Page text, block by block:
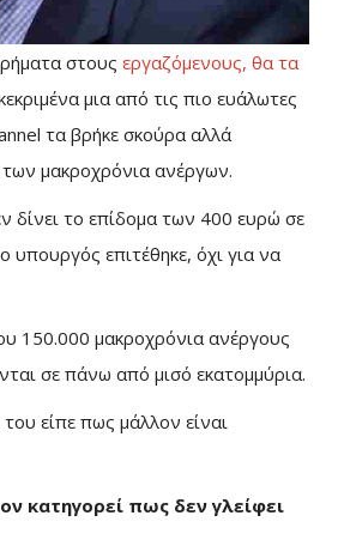
στους εργαζόμενους, θα τα
μια από τις πιο ευάλωτες
τα βρήκε σκούρα αλλά
μακροχρόνια ανέργων.
δίνει το επίδομα των 400 ευρώ σε
επιτέθηκε, όχι για να
150.000 μακροχρόνια ανέργους
σε πάνω από μισό εκατομμύρια.
είπε πως μάλλον είναι
κατηγορεί πως δεν γλείφει